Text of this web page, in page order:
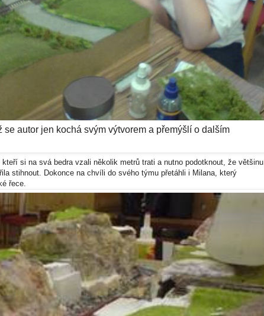
se autor jen kochá svým výtvorem a přemýšlí o dalším
si na svá bedra vzali několik metrů trati a nutno podotknout, že většinu
stihnout. Dokonce na chvíli do svého týmu přetáhli i Milana, který
řece.